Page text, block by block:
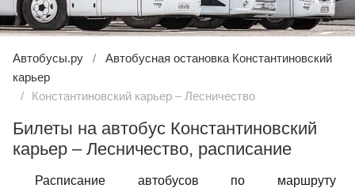
Автобусы.ру
Автобусная остановка Константиновский
карьер
Константиновский карьер – Лесничество
Билеты на автобус Константиновский
карьер – Лесничество, расписание
Расписание автобусов по маршруту